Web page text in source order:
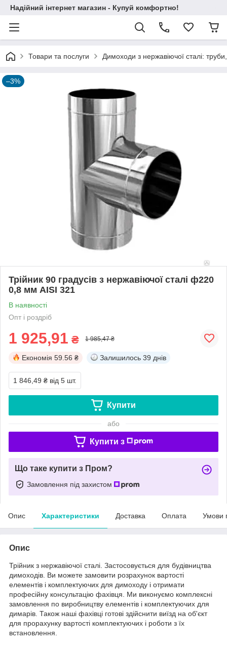
Надійний інтернет магазин - Купуй комфортно!
Товари та послуги Димоходи з нержавіючої сталі:
–3%
Трійник 90 градусів з нержавіючої сталі ф220
0,8 мм AISI 321
В наявності
Опт і роздріб
1 925,91 ₴ 1 985,47 ₴
Економія 59.56 ₴ Залишилось 39 днів
1 846,49 ₴ від 5 шт.
Купити
або
Купити з
Що таке купити з Пром?
Замовлення під захистом
Опис Характеристики Доставка Оплата Умови
Опис
Трійник з нержавіючої сталі. Застосовується для будівництва
димоходів. Ви можете замовити розрахунок вартості
елементів і комплектуючих для димоходу і отримати
професійну консультацію фахівця. Ми виконуємо комплексні
замовлення по виробництву елементів і комплектуючих для
димарів. Також наші фахівці готові здійснити виїзд на об'єкт
для прорахунку вартості комплектуючих і роботи з їх
встановлення.